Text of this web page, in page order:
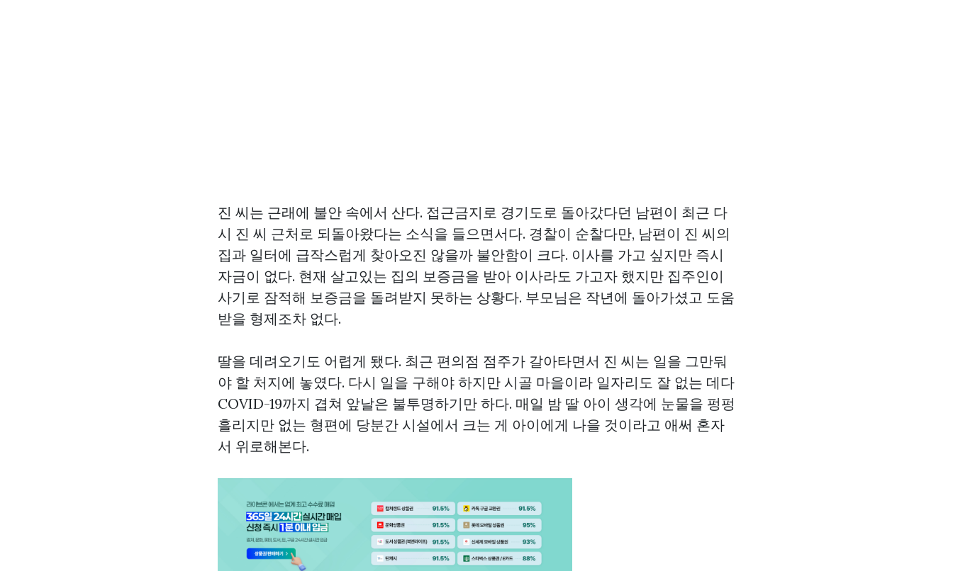
진 씨는 근래에 불안 속에서 산다. 접근금지로 경기도로 돌아갔다던 남편이 최근 다
시 진 씨 근처로 되돌아왔다는 소식을 들으면서다. 경찰이 순찰다만, 남편이 진 씨의
집과 일터에 급작스럽게 찾아오진 않을까 불안함이 크다. 이사를 가고 싶지만 즉시
자금이 없다. 현재 살고있는 집의 보증금을 받아 이사라도 가고자 했지만 집주인이
사기로 잠적해 보증금을 돌려받지 못하는 상황다. 부모님은 작년에 돌아가셨고 도움
받을 형제조차 없다.
딸을 데려오기도 어렵게 됐다. 최근 편의점 점주가 갈아타면서 진 씨는 일을 그만둬
야 할 처지에 놓였다. 다시 일을 구해야 하지만 시골 마을이라 일자리도 잘 없는 데다
COVID-19까지 겹쳐 앞날은 불투명하기만 하다. 매일 밤 딸 아이 생각에 눈물을 펑펑
흘리지만 없는 형편에 당분간 시설에서 크는 게 아이에게 나을 것이라고 애써 혼자
서 위로해본다.